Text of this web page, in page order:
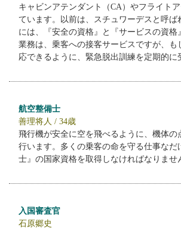
キャビンアテンダント（CA）やフライト
ています。以前は、スチュワーデスと呼ば
には、『安全の資格』と『サービスの資格
業務は、乗客への接客サービスですが、も
応できるように、緊急脱出訓練を定期的に
航空整備士
善理将人 / 34歳
飛行機が安全に空を飛べるように、機体の
行います。多くの乗客の命を守る仕事なだ
士』の国家資格を取得しなければなりませ
入国審査官
石原郷史